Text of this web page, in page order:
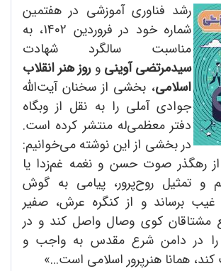
رشد فناوری آموزشی در هفتمین
شماره خود در فروردین 1402، به
مناسبت سالگرد شهادت
سیدمرتضی آوینی وروز هنر انقلاب
اسلامی، بخشی از سخنان آیت‌الله
جوادی آملی را به نقل از وبگاه
دفتر معظمی‌له منتشر کرده است.
در بخشی از این نوشته می‌خوانیم:
از رهگذر صوت حسن و نغمه غم‌زدا یا
و تمثیل روح‌پرور، پیامی به گوش
غیب برساند و از کنگره عرش، صفیر
مشتاقان کوی وصال واصل کند و در
را در دامن شرع مقدس به واجب و
همانا هنرپرور اسلامی است...»